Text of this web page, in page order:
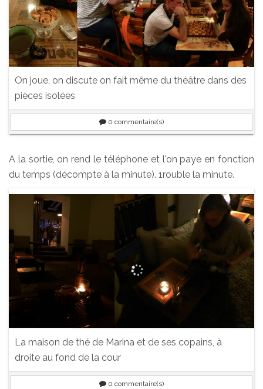
On joue, on discute on fait même du théâtre dans des
pièces isolées
0 commentaire(s)
A la sortie, on rend le téléphone et l'on paye en fonction
du temps (décompte à la minute). 1rouble la minute.
La maison de thé de Marina et de ses copains, à
droite au fond de la cour
0 commentaire(s)